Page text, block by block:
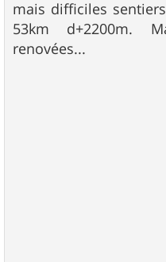
g
e
mais difficiles
53km d+2200m.
renovées...